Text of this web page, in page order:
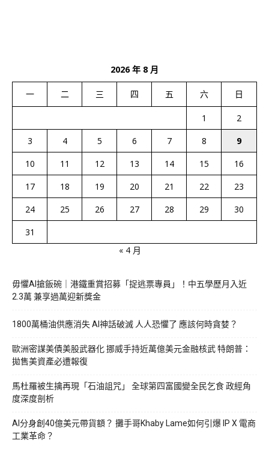
2026 年 8 月
一 二 三 四 五 六 日
1
2
3
4 5 6 7 8
9
10
11 12 13 14 15
16
17
18 19 20 21 22
23
24
25 26 27 28 29
30
31
« 4 月
毋懼AI搶飯碗｜港鐵重賞招募「捉逃票專員」！中五學歷月入近
2.3萬 兼享過萬迎新獎金
1800萬桶油供應消失 AI神話破滅 人人恐懼了 應該何時貪婪？
歐洲密謀美債美股武器化 挪威手持近萬億美元金融核武 特朗普：
拋售美資產必遭報復
馬杜羅被生擒再現「石油詛咒」 全球第四富國變全民乞食 政經角
度深度剖析
AI分身創40億美元帶貨額？ 攤手哥Khaby Lame如何引爆 IP X 電商
工業革命？